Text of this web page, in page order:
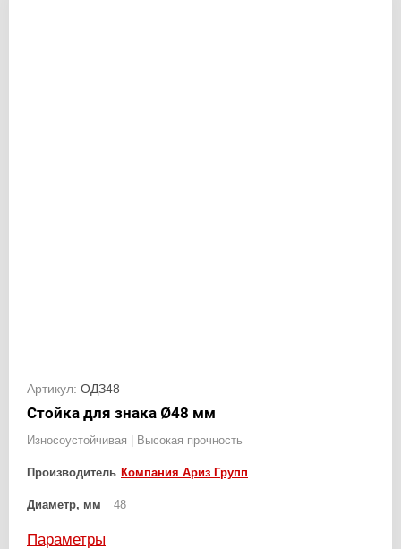
Артикул: ОДЗ48
Стойка для знака Ø48 мм
Износоустойчивая | Высокая прочность
Производитель Компания Ариз Групп
Диаметр, мм 48
Параметры